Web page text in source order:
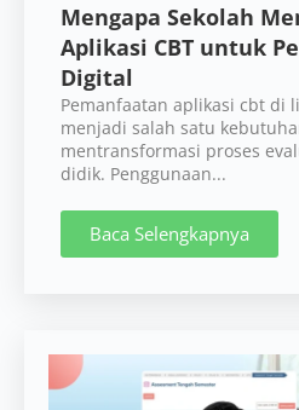
Mengapa Sekolah
Aplikasi CBT untuk
Digital
Pemanfaatan aplikasi cbt di
menjadi salah satu
mentransformasi proses
didik. Penggunaan...
Baca Selengkapnya